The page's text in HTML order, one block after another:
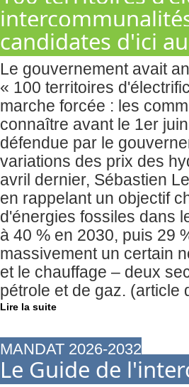
candidates d'ici
Le gouvernement avait
« 100 territoires
marche forcée : les
connaître avant le 1er
défendue par le
variations des prix des
avril dernier, Sébastien
en rappelant un objectif
d'énergies fossiles dans
à 40 % en 2030, puis 29
massivement un certain
et le chauffage – deux
pétrole et de gaz. (article
Lire la suite
MANDAT 2026-2032
Le Guide de